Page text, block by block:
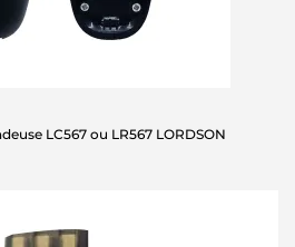
LC567 ou LR567 LORDSON